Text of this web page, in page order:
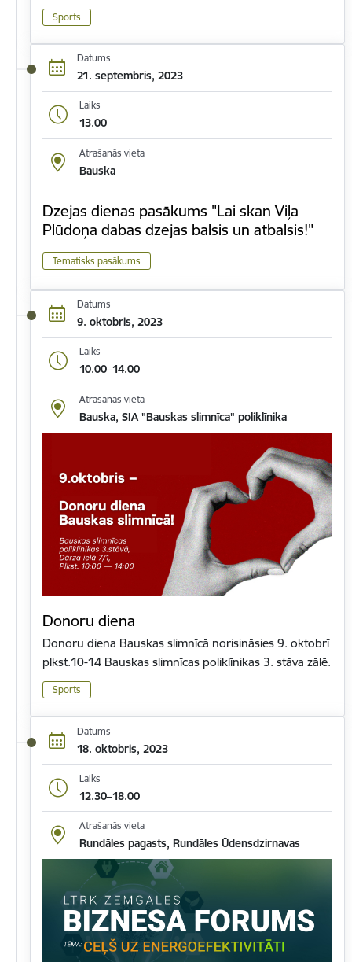
Sports
Datums
21. septembris, 2023
Laiks
13.00
Atrašanās vieta
Bauska
Dzejas dienas pasākums "Lai skan Viļa
Plūdoņa dabas dzejas balsis un atbalsis!"
Tematisks pasākums
Datums
9. oktobris, 2023
Laiks
10.00–14.00
Atrašanās vieta
Bauska, SIA "Bauskas slimnīca" poliklīnika
Donoru diena
Donoru diena Bauskas slimnīcā norisināsies 9. oktobrī
plkst.10-14 Bauskas slimnīcas poliklīnikas 3. stāva zālē.
Sports
Datums
18. oktobris, 2023
Laiks
12.30–18.00
Atrašanās vieta
Rundāles pagasts, Rundāles Ūdensdzirnavas